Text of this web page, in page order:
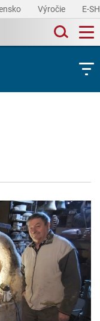
Výročie E-